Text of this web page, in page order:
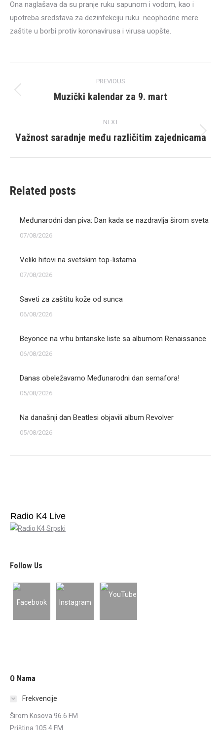
Ona naglašava da su pranje ruku sapunom i vodom, kao i
upotreba sredstava za dezinfekciju ruku neophodne mere
zaštite u borbi protiv koronavirusa i virusa uopšte.
navigation
PREVIOUS
Previous
Muzički kalendar za 9. mart
NEXT
Next
Važnost saradnje među različitim zajednicama
Related posts
Međunarodni dan piva: Dan kada se nazdravlja širom sveta
07/08/2026
Veliki hitovi na svetskim top-listama
07/08/2026
Saveti za zaštitu kože od sunca
06/08/2026
Beyonce na vrhu britanske liste sa albumom Renaissance
06/08/2026
Danas obeležavamo Međunarodni dan semafora!
05/08/2026
Na današnji dan Beatlesi objavili album Revolver
05/08/2026
Radio K4 Live
Follow Us
O Nama
Frekvencije
Širom Kosova 96.6 FM
Priština 105.4 FM